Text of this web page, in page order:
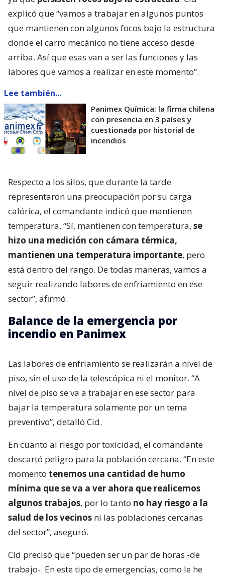
explicó que “vamos a trabajar en algunos puntos
que mantienen con algunos focos bajo la estructura
donde el carro mecánico no tiene acceso desde
arriba. Así que esas van a ser las funciones y las
labores que vamos a realizar en este momento”.
Lee también...
Panimex Química: la firma chilena
con presencia en 3 países y
cuestionada por historial de
incendios
Respecto a los silos, que durante la tarde
representaron una preocupación por su carga
calórica, el comandante indicó que mantienen
temperatura. “Sí, mantienen con temperatura, se
hizo una medición con cámara térmica,
mantienen una temperatura importante, pero
está dentro del rango. De todas maneras, vamos a
seguir realizando labores de enfriamiento en ese
sector”, afirmó.
Balance de la emergencia por
incendio en Panimex
Las labores de enfriamiento se realizarán a nivel de
piso, sin el uso de la telescópica ni el monitor. “A
nivel de piso se va a trabajar en ese sector para
bajar la temperatura solamente por un tema
preventivo”, detalló Cid.
En cuanto al riesgo por toxicidad, el comandante
descartó peligro para la población cercana. “En este
momento tenemos una cantidad de humo
mínima que se va a ver ahora que realicemos
algunos trabajos, por lo tanto no hay riesgo a la
salud de los vecinos ni las poblaciones cercanas
del sector”, aseguró.
Cid precisó que “pueden ser un par de horas -de
trabajo-. En este tipo de emergencias, como le he